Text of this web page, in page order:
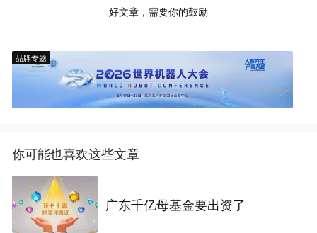
好文章，需要你的鼓励
品牌专题
你可能也喜欢这些文章
广东千亿母基金要出资了